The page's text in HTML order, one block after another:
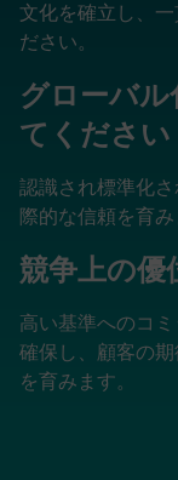
文化を確立し、
ださい。
グローバ
てください
認識され標準化
際的な信頼を育み
競争上の優
高い基準へのコ
確保し、顧客の
を育みます。